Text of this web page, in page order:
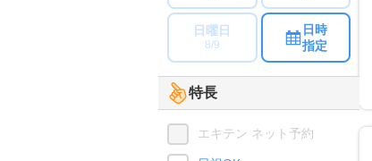
日曜日
8/9
日時
指定
特長
エキテン ネット予約